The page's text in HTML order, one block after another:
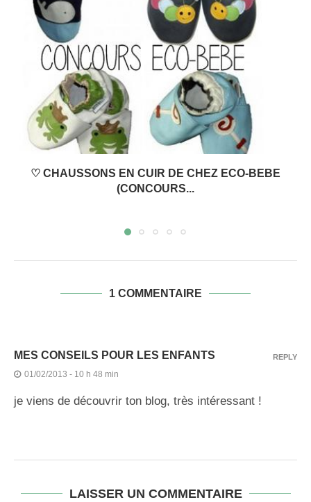
♡ CHAUSSONS EN CUIR DE CHEZ ECO-BEBE
(CONCOURS...
1 COMMENTAIRE
MES CONSEILS POUR LES ENFANTS
01/02/2013 - 10 h 48 min
je viens de découvrir ton blog, très intéressant !
REPLY
LAISSER UN COMMENTAIRE